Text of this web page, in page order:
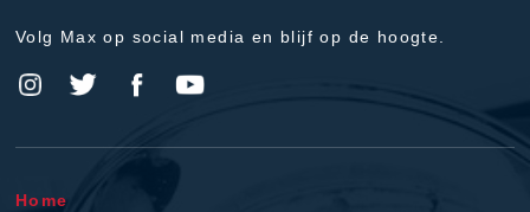
Volg Max op social media en blijf op de hoogte.
Home